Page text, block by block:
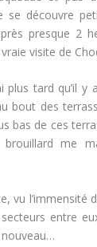
se découvre
presque 2
visite de
plus tard qu’il
bout des
bas de ces
me
vu l’immensité
entre